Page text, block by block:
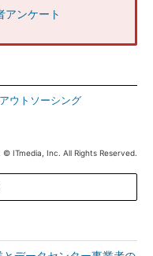
アンケート
ウトソーシング
ITmedia, Inc. All Rights Reserved.